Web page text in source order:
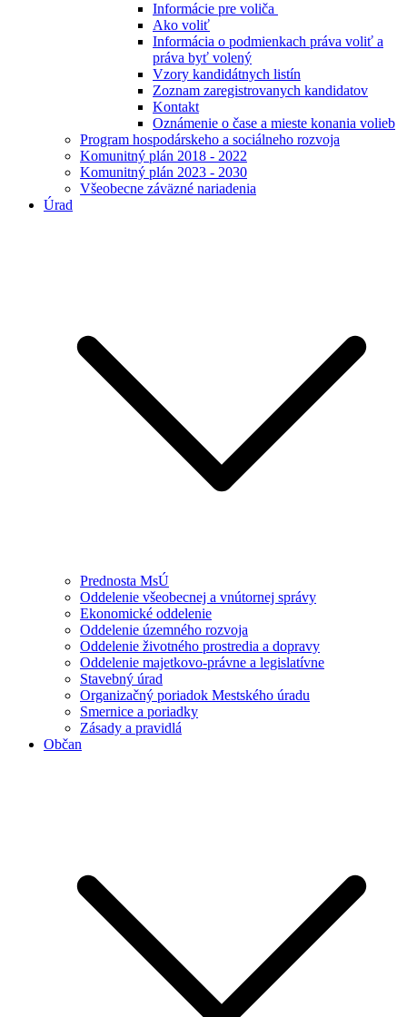
Informácie pre voliča
Ako voliť
Informácia o podmienkach práva voliť a
práva byť volený
Vzory kandidátnych listín
Zoznam zaregistrovanych kandidatov
Kontakt
Oznámenie o čase a mieste konania volieb
Program hospodárskeho a sociálneho rozvoja
Komunitný plán 2018 - 2022
Komunitný plán 2023 - 2030
Všeobecne záväzné nariadenia
Úrad
Prednosta MsÚ
Oddelenie všeobecnej a vnútornej správy
Ekonomické oddelenie
Oddelenie územného rozvoja
Oddelenie životného prostredia a dopravy
Oddelenie majetkovo-právne a legislatívne
Stavebný úrad
Organizačný poriadok Mestského úradu
Smernice a poriadky
Zásady a pravidlá
Občan